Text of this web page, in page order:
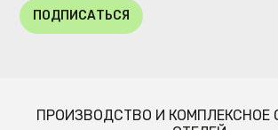
ПОДПИСАТЬСЯ
ПРОИЗВОДСТВО И КОМПЛЕКСНОЕ